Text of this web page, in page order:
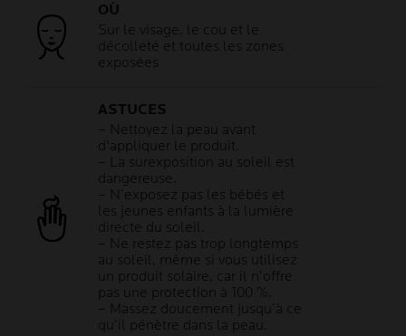
OÙ
Sur le visage, le cou et le
décolleté et toutes les zones
exposées
ASTUCES
– Nettoyez la peau avant
d'appliquer le produit.
– La surexposition au soleil est
dangereuse.
– N’exposez pas les bébés et
les jeunes enfants à la lumière
directe du soleil.
– Ne restez pas trop longtemps
au soleil, même si vous utilisez
un produit solaire, car il n’offre
pas une protection à 100 %.
– Massez doucement jusqu’à ce
qu’il pénètre dans la peau.